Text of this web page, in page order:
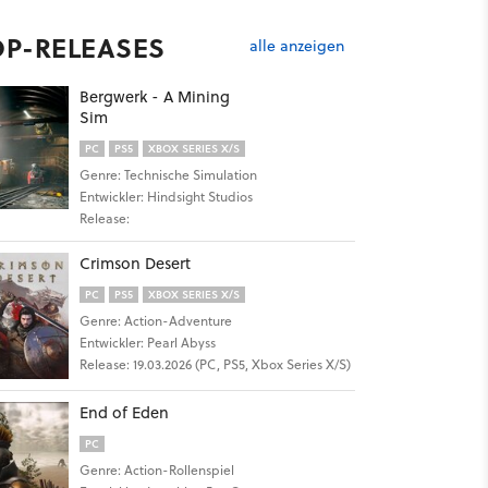
RELEASES alle anzeigen
Bergwerk - A Mining
Sim
PC PS5 XBOX SERIES X/S
Genre: Technische Simulation
Entwickler: Hindsight Studios
Release:
Crimson Desert
PC PS5 XBOX SERIES X/S
Genre: Action-Adventure
Entwickler: Pearl Abyss
Release: 19.03.2026 (PC, PS5, Xbox Series X/S)
End of Eden
PC
Genre: Action-Rollenspiel